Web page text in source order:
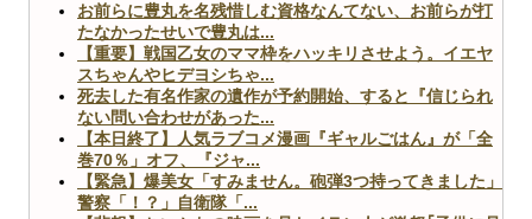
お前らに豊丸を名残惜しむ資格なんてない、お前らが打
たなかったせいで豊丸は...
【重要】戦国乙女のママ枠をハッキリさせよう。イエヤ
スちゃんやヒデヨシちゃ...
死去した有名作家の遺作が予約開始、すると『信じられ
ない問い合わせがあった...
【本日終了】人気ラブコメ漫画『ギャルごはん』が「全
巻70％」オフ、『ジャ...
【緊急】爆美女「すみません。砲弾3つ持ってきました」
警察「！？」自衛隊「...